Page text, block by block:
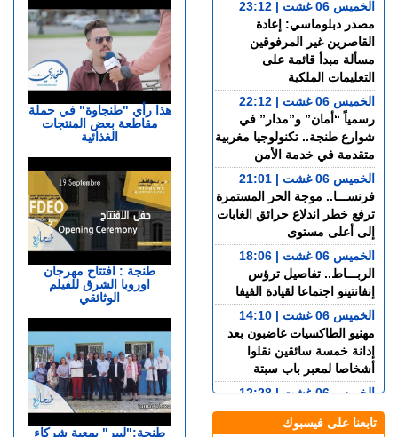
المزيد صوت و صورة
مقاطعة بعض المنتجات
الغذائية
الوثائقي
أخر المستجدات
الخميس 06 غشت | 23:12
مصدر دبلوماسي: إعادة
القاصرين غير المرفوقين
مسألة مبدأ قائمة على
التعليمات الملكية
الخميس 06 غشت | 22:12
رسمياً “أمان” و”مدار” في
شوارع طنجة.. تكنولوجيا مغربية
متقدمة في خدمة الأمن
الخميس 06 غشت | 21:01
فرنســـا.. موجة الحر المستمرة
ترفع خطر اندلاع حرائق الغابات
إلى أعلى مستوى
الخميس 06 غشت | 18:06
الربـــاط.. تفاصيل ترؤس
إنفانتينو اجتماعا لقيادة الفيفا
الخميس 06 غشت | 14:10
مهنيو الطاكسيات غاضبون بعد
أشخاصا لمعبر باب سبتة